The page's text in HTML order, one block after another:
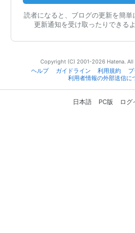
読者になると、ブログの更新を簡単
更新通知を受け取ったりできる
Copyright (C) 2001-2026 Hatena. All
ヘルプ
ガイドライン 利用規約
利用者情報の外部送信に
日本語 PC版 ログ